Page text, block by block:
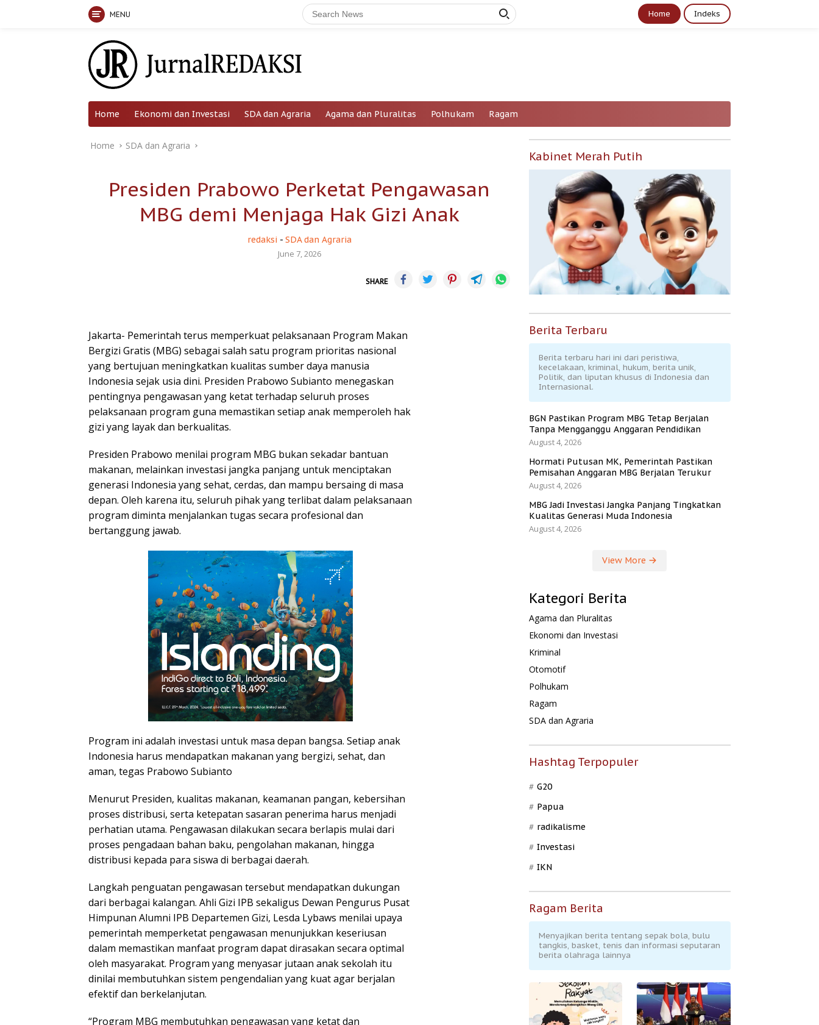
MENU Home Indeks
Home Ekonomi dan Investasi SDA dan Agraria Agama dan Pluralitas Polhukam Ragam
Home SDA dan Agraria
Presiden Prabowo Perketat Pengawasan
MBG demi Menjaga Hak Gizi Anak
redaksi - SDA dan Agraria
June 7, 2026
SHARE
Jakarta- Pemerintah terus memperkuat pelaksanaan Program Makan
Bergizi Gratis (MBG) sebagai salah satu program prioritas nasional
yang bertujuan meningkatkan kualitas sumber daya manusia
Indonesia sejak usia dini. Presiden Prabowo Subianto menegaskan
pentingnya pengawasan yang ketat terhadap seluruh proses
pelaksanaan program guna memastikan setiap anak memperoleh hak
gizi yang layak dan berkualitas.
Presiden Prabowo menilai program MBG bukan sekadar bantuan
makanan, melainkan investasi jangka panjang untuk menciptakan
generasi Indonesia yang sehat, cerdas, dan mampu bersaing di masa
depan. Oleh karena itu, seluruh pihak yang terlibat dalam pelaksanaan
program diminta menjalankan tugas secara profesional dan
bertanggung jawab.
Program ini adalah investasi untuk masa depan bangsa. Setiap anak
Indonesia harus mendapatkan makanan yang bergizi, sehat, dan
aman, tegas Prabowo Subianto
Menurut Presiden, kualitas makanan, keamanan pangan, kebersihan
proses distribusi, serta ketepatan sasaran penerima harus menjadi
perhatian utama. Pengawasan dilakukan secara berlapis mulai dari
proses pengadaan bahan baku, pengolahan makanan, hingga
distribusi kepada para siswa di berbagai daerah.
Langkah penguatan pengawasan tersebut mendapatkan dukungan
dari berbagai kalangan. Ahli Gizi IPB sekaligus Dewan Pengurus Pusat
Himpunan Alumni IPB Departemen Gizi, Lesda Lybaws menilai upaya
pemerintah memperketat pengawasan menunjukkan keseriusan
dalam memastikan manfaat program dapat dirasakan secara optimal
oleh masyarakat. Program yang menyasar jutaan anak sekolah itu
dinilai membutuhkan sistem pengendalian yang kuat agar berjalan
efektif dan berkelanjutan.
“Program MBG membutuhkan pengawasan yang ketat dan
Kabinet Merah Putih
Berita Terbaru
Berita terbaru hari ini dari peristiwa,
kecelakaan, kriminal, hukum, berita unik,
Politik, dan liputan khusus di Indonesia dan
Internasional.
BGN Pastikan Program MBG Tetap Berjalan
Tanpa Mengganggu Anggaran Pendidikan
August 4, 2026
Hormati Putusan MK, Pemerintah Pastikan
Pemisahan Anggaran MBG Berjalan Terukur
August 4, 2026
MBG Jadi Investasi Jangka Panjang Tingkatkan
Kualitas Generasi Muda Indonesia
August 4, 2026
View More
Kategori Berita
Agama dan Pluralitas
Ekonomi dan Investasi
Kriminal
Otomotif
Polhukam
Ragam
SDA dan Agraria
Hashtag Terpopuler
G20
Papua
radikalisme
Investasi
IKN
Ragam Berita
Menyajikan berita tentang sepak bola, bulu
tangkis, basket, tenis dan informasi seputaran
berita olahraga lainnya